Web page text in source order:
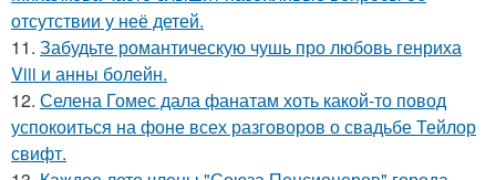
отсутствии у неё детей.
11. Забудьте романтическую чушь про любовь генриха
Viii и анны болейн.
12. Селена Гомес дала фанатам хоть какой-то повод
успокоиться на фоне всех разговоров о свадьбе Тейлор
свифт.